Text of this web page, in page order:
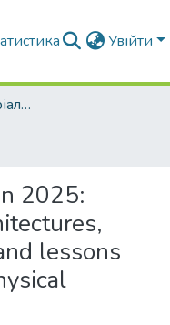
Увійти
Конференції та матеріали конференцій
2025:
lessons